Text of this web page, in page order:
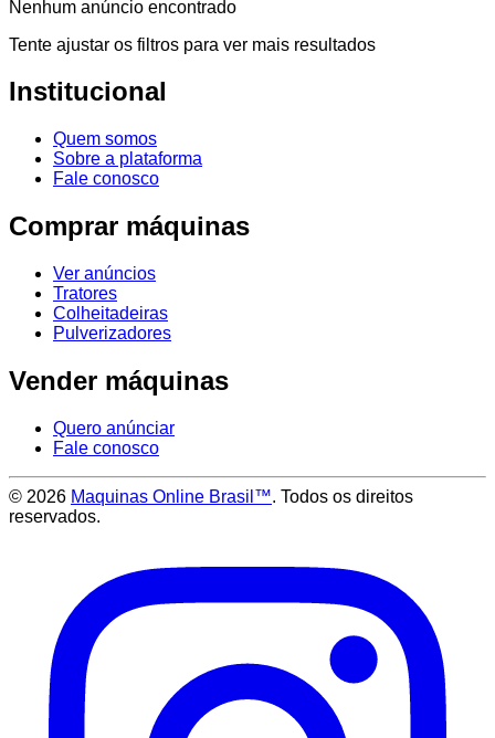
Nenhum anúncio encontrado
Tente ajustar os filtros para ver mais resultados
Institucional
Quem somos
Sobre a plataforma
Fale conosco
Comprar máquinas
Ver anúncios
Tratores
Colheitadeiras
Pulverizadores
Vender máquinas
Quero anúnciar
Fale conosco
© 2026 Maquinas Online Brasil™. Todos os direitos
reservados.